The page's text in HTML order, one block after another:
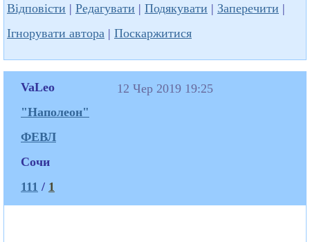
Відповісти | Редагувати | Подякувати | Заперечити |
Ігнорувати автора | Поскаржитися
VaLeo
"Наполеон"
ФЕВЛ
Сочи
111 / 1
12 Чер 2019 19:25